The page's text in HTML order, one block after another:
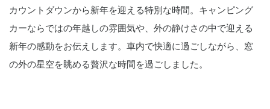
カウントダウンから新年を迎える特別な時間。キャンピング
カーならではの年越しの雰囲気や、外の静けさの中で迎える
新年の感動をお伝えします。車内で快適に過ごしながら、窓
の外の星空を眺める贅沢な時間を過ごしました。